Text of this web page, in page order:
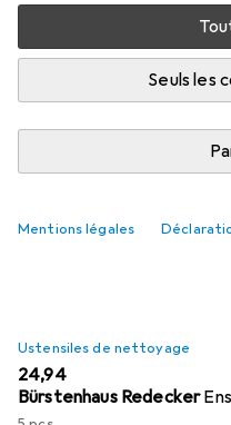
Seuls les
Mentions légales
Accessoires
OASE, 425 ml
produit Koziol Bouteille
catégorie Ustensiles de
Ustensiles de nettoyage
EUR
24,94
Bürstenhaus Redecker